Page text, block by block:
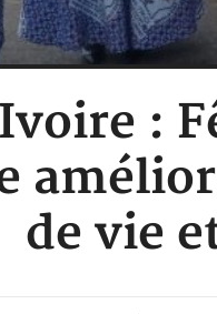
:
de vie